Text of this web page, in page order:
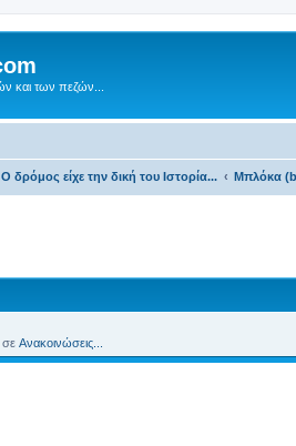
και των πεζών...
Ο δρόμος είχε την δική του Ιστορία... Μπλόκα
σε Ανακοινώσεις...